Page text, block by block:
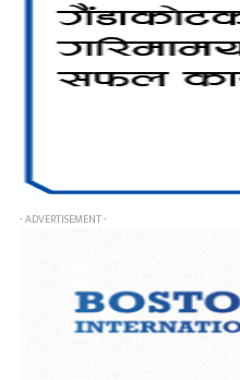
- ADVERTISEMENT -